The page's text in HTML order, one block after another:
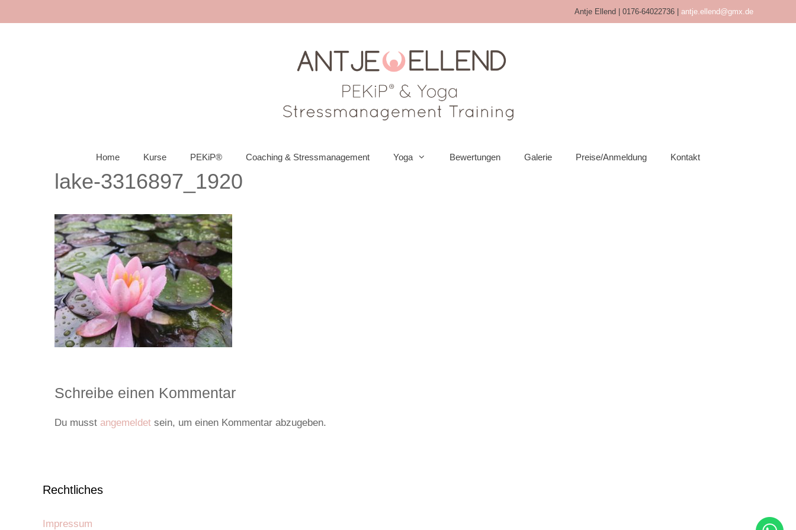
Antje Ellend | 0176-64022736 | antje.ellend@gmx.de
Home Kurse PEKiP® Coaching & Stressmanagement Yoga Bewertungen Galerie Preise/Anmeldung Kontakt
lake-3316897_1920
Schreibe einen Kommentar
Du musst angemeldet sein, um einen Kommentar abzugeben.
Rechtliches
Impressum